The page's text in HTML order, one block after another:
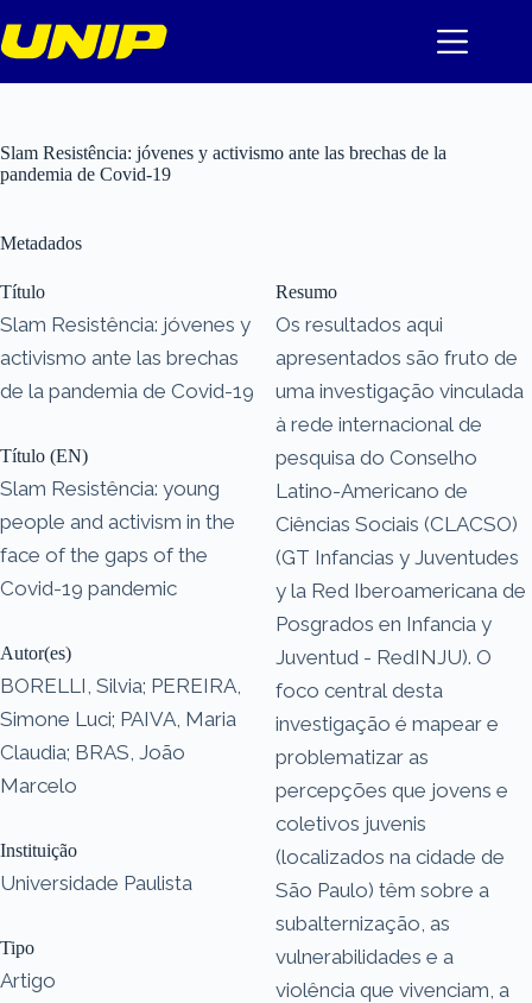
para
o
Slam Resistência: jóvenes y activismo ante las brechas de la
pandemia de Covid-19
Metadados
Título
Slam Resistência: jóvenes y
activismo ante las brechas
de la pandemia de Covid-19
Título (EN)
Slam Resistência: young
people and activism in the
face of the gaps of the
Covid-19 pandemic
Autor(es)
BORELLI, Silvia; PEREIRA,
Simone Luci; PAIVA, Maria
Claudia; BRAS, João
Marcelo
Instituição
Universidade Paulista
Tipo
Artigo
Resumo
Os resultados aqui
apresentados são fruto de
uma investigação vinculada
à rede internacional de
pesquisa do Conselho
Latino-Americano de
Ciências Sociais (CLACSO)
(GT Infancias y Juventudes
y la Red Iberoamericana de
Posgrados en Infancia y
Juventud - RedINJU). O
foco central desta
investigação é mapear e
problematizar as
percepções que jovens e
coletivos juvenis
(localizados na cidade de
São Paulo) têm sobre a
subalternização, as
vulnerabilidades e a
violência que vivenciam, a